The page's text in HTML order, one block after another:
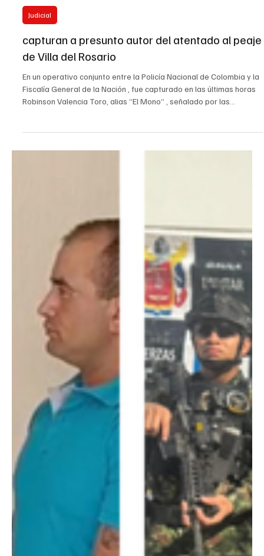
26 dic 2025
capturan a presunto autor del atentado al peaje
de Villa del Rosario
En un operativo conjunto entre la Policía Nacional de Colombia y la
Fiscalía General de la Nación , fue capturado en las últimas horas
Robinson Valencia Toro, alias “El Mono” , señalado por las